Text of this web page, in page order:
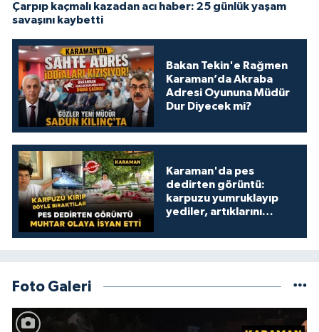
Çarpıp kaçmalı kazadan acı haber: 25 günlük yaşam
savaşını kaybetti
Bakan Tekin'e Rağmen
Karaman’da Akraba
Adresi Oyununa Müdür
Dur Diyecek mi?
Karaman'da pes
dedirten görüntü:
karpuzu yumruklayıp
yediler, artıklarını
Foto Galeri